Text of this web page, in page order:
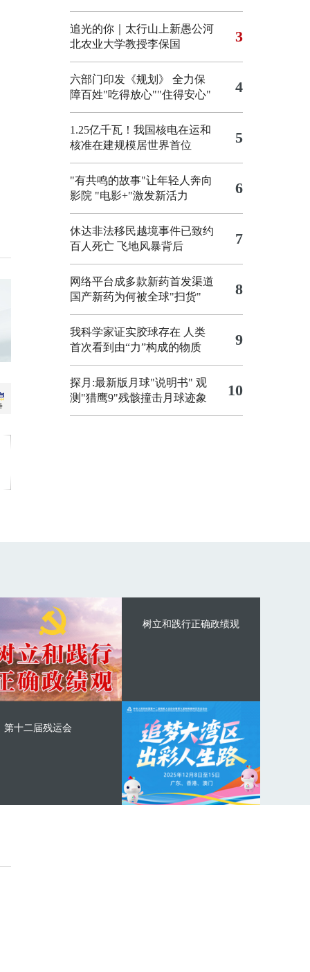
追光的你｜太行山上新愚公河
北农业大学教授李保国
3
六部门印发《规划》 全力保
障百姓"吃得放心""住得安心"
4
1.25亿千瓦！我国核电在运和
核准在建规模居世界首位
5
"有共鸣的故事"让年轻人奔向
影院 "电影+"激发新活力 6
休达非法移民越境事件已致约
百人死亡 飞地风暴背后 7
网络平台成多款新药首发渠道
国产新药为何被全球"扫货"
8
我科学家证实胶球存在 人类
首次看到由“力”构成的物质
9
探月:最新版月球"说明书" 观
测"猎鹰9"残骸撞击月球迹象
10
树立和践行正确政绩观
第十二届残运会